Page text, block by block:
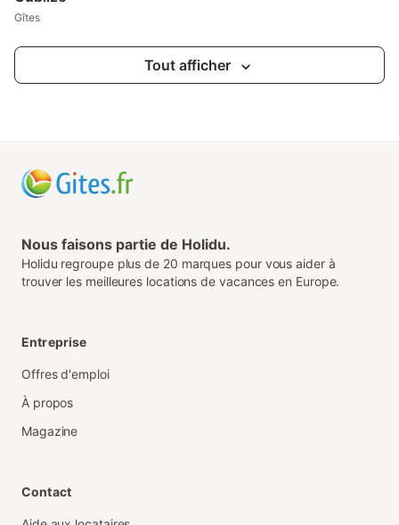
Gîtes
Tout afficher
Nous faisons partie de Holidu.
Holidu regroupe plus de 20 marques pour vous aider à
trouver les meilleures locations de vacances en Europe.
Entreprise
Offres d'emploi
À propos
Magazine
Contact